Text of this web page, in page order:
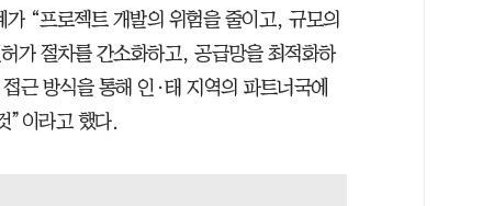
“프로젝트 개발의 위험을 줄이고, 규모의
가 절차를 간소화하고, 공급망을 최적화하
근 방식을 통해 인·태 지역의 파트너국에
”이라고 했다.